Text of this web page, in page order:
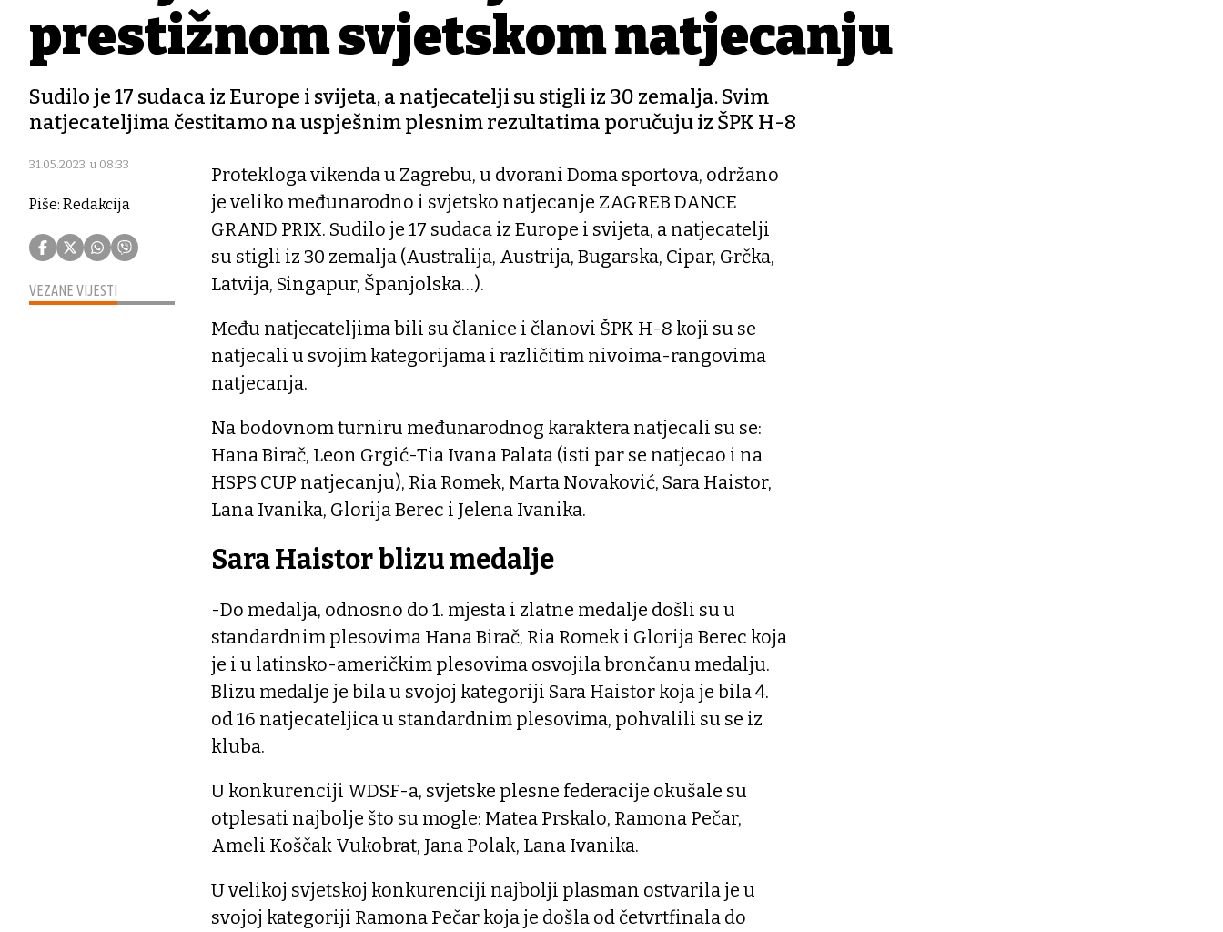
prestižnom svjetskom natjecanju
Sudilo je 17 sudaca iz Europe i svijeta, a natjecatelji su stigli iz 30 zemalja. Svim
natjecateljima čestitamo na uspješnim plesnim rezultatima poručuju iz ŠPK H-8
31.05.2023. u 08:33
Piše: Redakcija
VEZANE VIJESTI
Protekloga vikenda u Zagrebu, u dvorani Doma sportova, održano
je veliko međunarodno i svjetsko natjecanje ZAGREB DANCE
GRAND PRIX. Sudilo je 17 sudaca iz Europe i svijeta, a natjecatelji
su stigli iz 30 zemalja (Australija, Austrija, Bugarska, Cipar, Grčka,
Latvija, Singapur, Španjolska…).
Među natjecateljima bili su članice i članovi ŠPK H-8 koji su se
natjecali u svojim kategorijama i različitim nivoima-rangovima
natjecanja.
Na bodovnom turniru međunarodnog karaktera natjecali su se:
Hana Birač, Leon Grgić-Tia Ivana Palata (isti par se natjecao i na
HSPS CUP natjecanju), Ria Romek, Marta Novaković, Sara Haistor,
Lana Ivanika, Glorija Berec i Jelena Ivanika.
Sara Haistor blizu medalje
-Do medalja, odnosno do 1. mjesta i zlatne medalje došli su u
standardnim plesovima Hana Birač, Ria Romek i Glorija Berec koja
je i u latinsko-američkim plesovima osvojila brončanu medalju.
Blizu medalje je bila u svojoj kategoriji Sara Haistor koja je bila 4.
od 16 natjecateljica u standardnim plesovima, pohvalili su se iz
kluba.
U konkurenciji WDSF-a, svjetske plesne federacije okušale su
otplesati najbolje što su mogle: Matea Prskalo, Ramona Pečar,
Ameli Koščak Vukobrat, Jana Polak, Lana Ivanika.
U velikoj svjetskoj konkurenciji najbolji plasman ostvarila je u
svojoj kategoriji Ramona Pečar koja je došla od četvrtfinala do